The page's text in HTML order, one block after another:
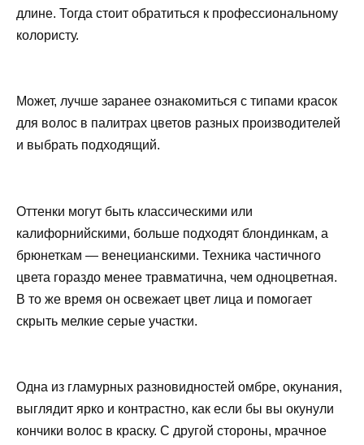
длине. Тогда стоит обратиться к профессиональному
колористу.
Может, лучше заранее ознакомиться с типами красок
для волос в палитрах цветов разных производителей
и выбрать подходящий.
Оттенки могут быть классическими или
калифорнийскими, больше подходят блондинкам, а
брюнеткам — венецианскими. Техника частичного
цвета гораздо менее травматична, чем одноцветная.
В то же время он освежает цвет лица и помогает
скрыть мелкие серые участки.
Одна из гламурных разновидностей омбре, окунания,
выглядит ярко и контрастно, как если бы вы окунули
кончики волос в краску. С другой стороны, мрачное